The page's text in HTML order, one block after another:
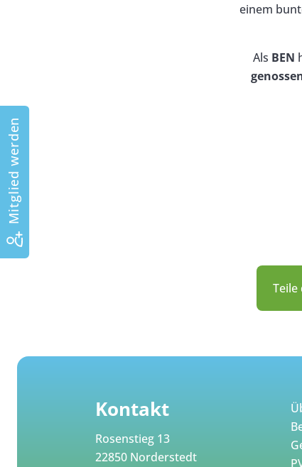
Mitglied werden
einem
Als BEN
Kontakt
Rosenstieg 13
22850 Norderstedt